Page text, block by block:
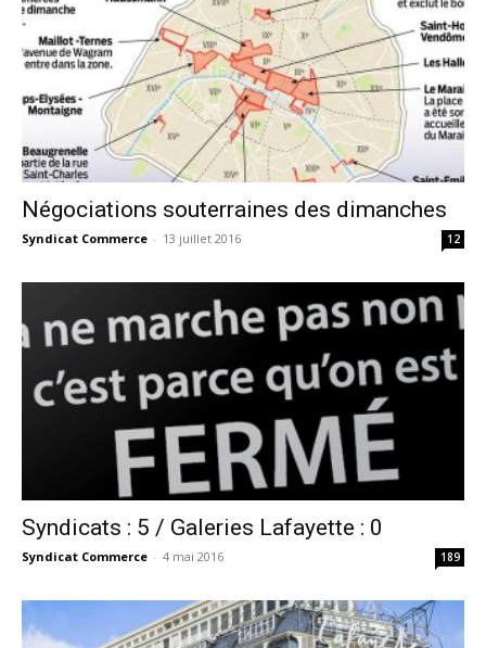
Négociations souterraines des dimanches
Syndicat Commerce - 13 juillet 2016 12
Syndicats : 5 / Galeries Lafayette : 0
Syndicat Commerce - 4 mai 2016 189